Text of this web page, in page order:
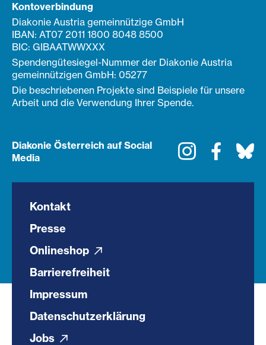
Kontoverbindung
Diakonie Austria gemeinnützige GmbH
IBAN: AT07 2011 1800 8048 8500
BIC: GIBAATWWXXX
Spendengütesiegel-Nummer der Diakonie Austria
gemeinnützigen GmbH: 05277
Die beschriebenen Projekte sind Beispiele für unsere
Arbeit und die Verwendung Ihrer Spende.
Diakonie Österreich auf Social
Media
Instagram
Kontakt
Presse
Onlineshop
Barrierefreiheit
Impressum
Datenschutzerklärung
Jobs